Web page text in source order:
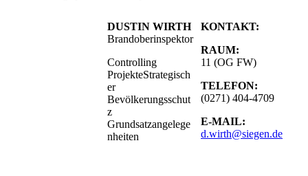
DUSTIN WIRTH
Brandoberinspektor
Controlling
ProjekteStrategisch
er
Bevölkerungsschut
z
Grundsatzangelege
nheiten
KONTAKT:
RAUM:
11 (OG FW)
TELEFON:
(0271) 404-4709
E-MAIL:
d.wirth@siegen.de